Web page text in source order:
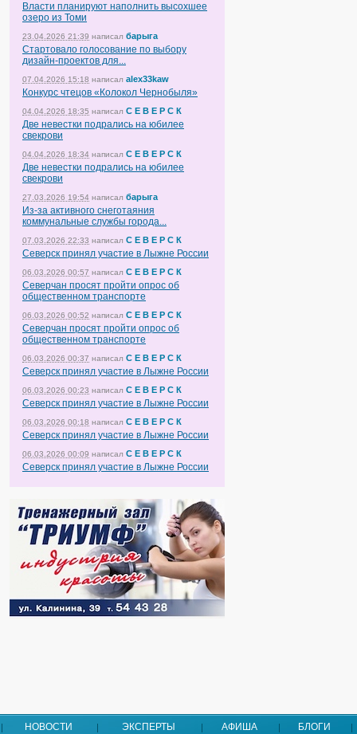
Власти планируют наполнить высохшее
озеро из Томи
23.04.2026 21:39 написал барыга
Стартовало голосование по выбору
дизайн-проектов для...
07.04.2026 15:18 написал alex33kaw
Конкурс чтецов «Колокол Чернобыля»
04.04.2026 18:35 написал С Е В Е Р С К
Две невестки подрались на юбилее
свекрови
04.04.2026 18:34 написал С Е В Е Р С К
Две невестки подрались на юбилее
свекрови
27.03.2026 19:54 написал барыга
Из-за активного снеготаяния
коммунальные службы города...
07.03.2026 22:33 написал С Е В Е Р С К
Северск принял участие в Лыжне России
06.03.2026 00:57 написал С Е В Е Р С К
Северчан просят пройти опрос об
общественном транспорте
06.03.2026 00:52 написал С Е В Е Р С К
Северчан просят пройти опрос об
общественном транспорте
06.03.2026 00:37 написал С Е В Е Р С К
Северск принял участие в Лыжне России
06.03.2026 00:23 написал С Е В Е Р С К
Северск принял участие в Лыжне России
06.03.2026 00:18 написал С Е В Е Р С К
Северск принял участие в Лыжне России
06.03.2026 00:09 написал С Е В Е Р С К
Северск принял участие в Лыжне России
НОВОСТИ ЭКСПЕРТЫ АФИША БЛОГИ